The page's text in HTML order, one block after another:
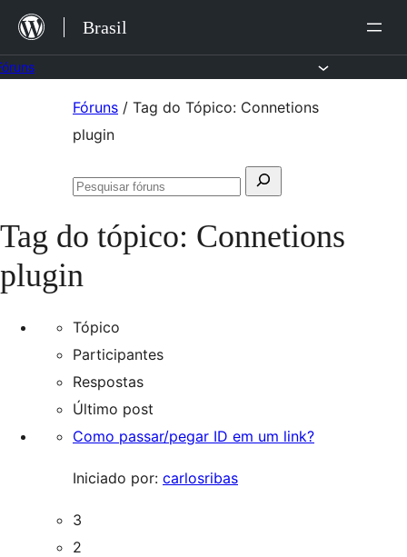
para
o
Brasil
Fóruns / Tag do Tópico: Connetions
plugin
Pesquisar
Pesquisar
Tag do tópico: Connetions
plugin
Tópico
Participantes
Respostas
Último post
Como passar/pegar ID em um link?
Iniciado por: carlosribas
3
2